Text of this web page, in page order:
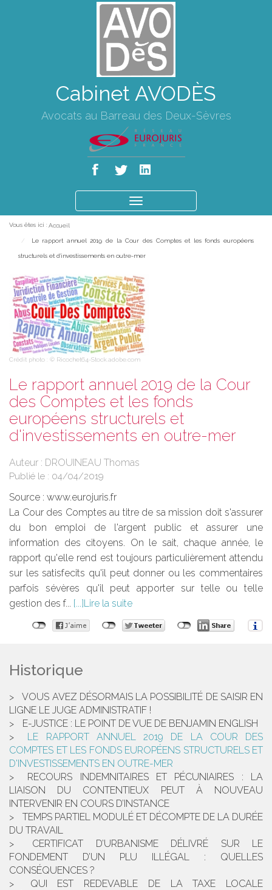
Cabinet AVODÈS
Avocats au Barreau des Deux-Sèvres
le
Vous êtes ici : Accueil
Le rapport annuel 2019 de la Cour des Comptes et les fonds européens
structurels et d'investissements en outre-mer
Crédit photo : © Ricochet64-Stock.adobe.com
Le rapport annuel 2019 de la Cour
des Comptes et les fonds
européens structurels et
d'investissements en outre-mer
Auteur : DROUINEAU Thomas
Publié le : 04/04/2019
Source : www.eurojuris.fr
La Cour des Comptes au titre de sa mission doit s'assurer
du bon emploi de l'argent public et assurer une
information des citoyens. On le sait, chaque année, le
rapport qu'elle rend est toujours particulièrement attendu
sur les satisfecits qu'il peut donner ou les commentaires
parfois sévères qu'il peut apporter sur telle ou telle
gestion des f...
Lire la suite
Historique
VOUS AVEZ DÉSORMAIS LA POSSIBILITÉ DE SAISIR EN
LIGNE LE JUGE ADMINISTRATIF !
E-JUSTICE : LE POINT DE VUE DE BENJAMIN ENGLISH
LE RAPPORT ANNUEL 2019 DE LA COUR DES
COMPTES ET LES FONDS EUROPÉENS STRUCTURELS ET
D'INVESTISSEMENTS EN OUTRE-MER
RECOURS INDEMNITAIRES ET PÉCUNIAIRES : LA
LIAISON DU CONTENTIEUX PEUT À NOUVEAU
INTERVENIR EN COURS D’INSTANCE
TEMPS PARTIEL MODULÉ ET DÉCOMPTE DE LA DURÉE
DU TRAVAIL
CERTIFICAT D’URBANISME DÉLIVRÉ SUR LE
FONDEMENT D’UN PLU ILLÉGAL : QUELLES
CONSÉQUENCES ?
QUI EST REDEVABLE DE LA TAXE LOCALE